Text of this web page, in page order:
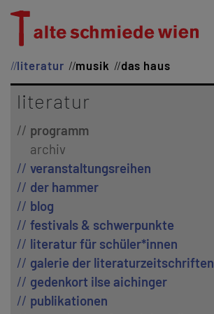
literatur musik das haus
literatur
programm
archiv
veranstaltungsreihen
der hammer
blog
festivals & schwerpunkte
literatur für schüler*innen
galerie der literaturzeitschriften
gedenkort ilse aichinger
publikationen